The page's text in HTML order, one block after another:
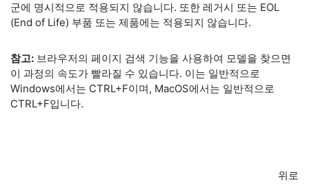
군에 명시적으로 적용되지 않습니다. 또한 레거시 또는 EOL
(End of Life) 부품 또는 제품에는 적용되지 않습니다.
참고: 브라우저의 페이지 검색 기능을 사용하여 모델을 찾으면
이 과정의 속도가 빨라질 수 있습니다. 이는 일반적으로
Windows에서는 CTRL+F이며, MacOS에서는 일반적으로
CTRL+F입니다.
위로